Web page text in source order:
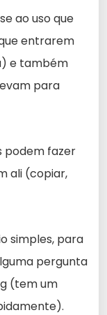
ao uso que
entrarem
e também
para
podem fazer
ali (copiar,
simples, para
pergunta
(tem um